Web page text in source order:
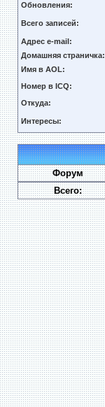
Обновления:
Всего записей:
Адрес e-mail:
Домашняя страничка:
Имя в AOL:
Номер в ICQ:
Откуда:
Интересы:
Форум
Всего: